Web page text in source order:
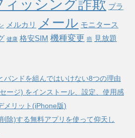
ィッシング詐欺 プラ
メルカリ メール モニタース
健康 格安SIM 機種変更 癌 見放題
バンドを組んではいけない8つの理由
ージ) をインストール、設定、使用感
メリット(iPhone版)
除)する無料アプリを使って仰天し